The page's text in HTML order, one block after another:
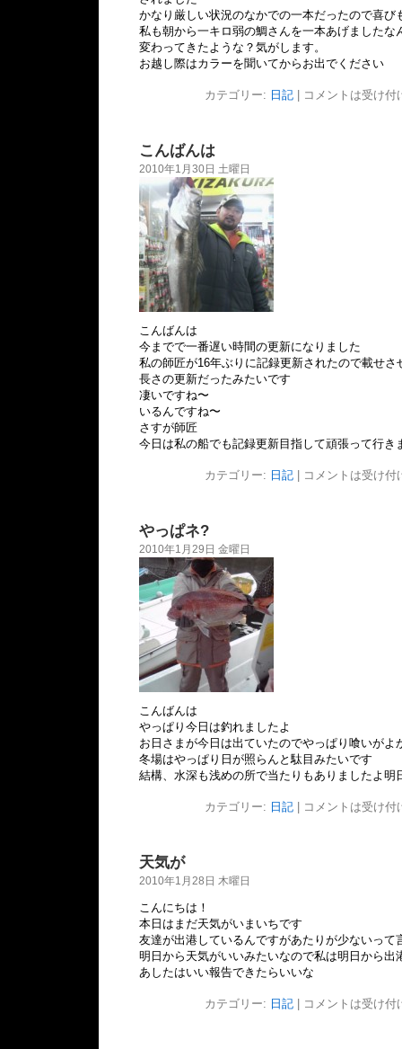
かなり厳しい状況のなかでの一本だったので喜び
私も朝から一キロ弱の鯛さんを一本あげましたな
変わってきたような？気がします。
お越し際はカラーを聞いてからお出でください
カテゴリー: 日記| コメントは受け付
こんばんは
2010年1月30日 土曜日
こんばんは
今までで一番遅い時間の更新になりました
私の師匠が16年ぶりに記録更新されたので載せさ
長さの更新だったみたいです
凄いですね〜
いるんですね〜
さすが師匠
今日は私の船でも記録更新目指して頑張って行き
カテゴリー: 日記| コメントは受け付
やっぱネ?
2010年1月29日 金曜日
こんばんは
やっぱり今日は釣れましたよ
お日さまが今日は出ていたのでやっぱり喰いがよ
冬場はやっぱり日が照らんと駄目みたいです
結構、水深も浅めの所で当たりもありましたよ 明
カテゴリー: 日記| コメントは受け付
天気が
2010年1月28日 木曜日
こんにちは！
本日はまだ天気がいまいちです
友達が出港しているんですがあたりが少ないって
明日から天気がいいみたいなので私は明日から出
あしたはいい報告できたらいいな
カテゴリー: 日記| コメントは受け付